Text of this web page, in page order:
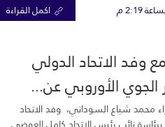
اكمل القراءة
وفد الاتحاد الدولي
الجوي الأوروبي عن...
محمد شياع السوداني، وفد الاتحاد